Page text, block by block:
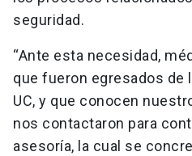
seguridad.
“Ante esta necesidad,
que fueron egresados de
UC, y que conocen
nos contactaron para
asesoría, la cual se